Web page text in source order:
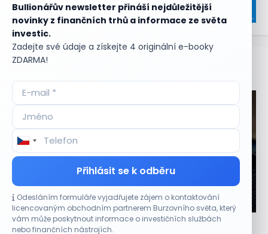
Bullionářův newsletter přináší nejdůležitější
novinky z finančních trhů a informace ze světa
investic.
Zadejte své údaje a získejte 4 originální e-booky
ZDARMA!
Přihlásit se k odběru
Odesláním formuláře vyjadřujete zájem o kontaktování
licencovaným obchodním partnerem Burzovního světa, který
vám může poskytnout informace o investičních službách
nebo finančních nástrojích.
Aktuální
CO HÝBE TRHEM
Výsledky společností jsou silné. Proč to akciový